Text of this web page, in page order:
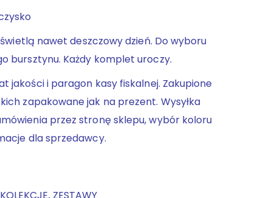
nawet deszczowy dzień. Do wyboru
bursztynu. Każdy komplet uroczy.
jakości i paragon kasy fiskalnej. Zakupione
zapakowane jak na prezent. Wysyłka
przez stronę sklepu, wybór koloru
dla sprzedawcy.
KOLEKCJE, ZESTAWY